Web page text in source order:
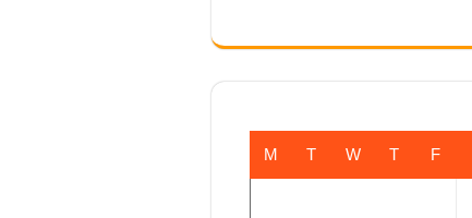
M T W T F